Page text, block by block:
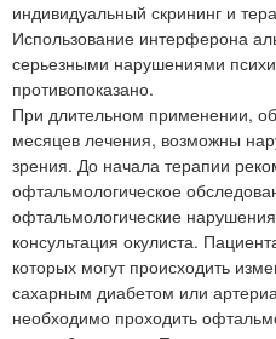
индивидуальный скрининг и
Использование интерферона
серьезными нарушениями
противопоказано.
При длительном применении,
месяцев лечения, возможны
зрения. До начала терапии
офтальмологическое
офтальмологические
консультация окулиста.
которых могут происходить
сахарным диабетом или
необходимо проходить